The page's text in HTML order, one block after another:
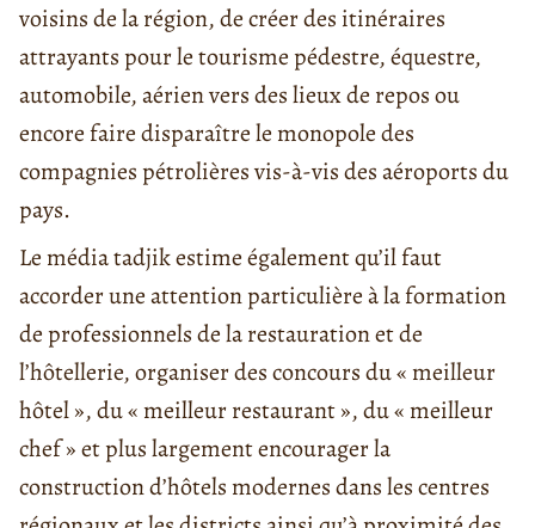
voisins de la région, de créer des itinéraires
attrayants pour le tourisme pédestre, équestre,
automobile, aérien vers des lieux de repos ou
encore faire disparaître le monopole des
compagnies pétrolières vis-à-vis des aéroports du
pays.
Le média tadjik estime également qu’il faut
accorder une attention particulière à la formation
de professionnels de la restauration et de
l’hôtellerie, organiser des concours du « meilleur
hôtel », du « meilleur restaurant », du « meilleur
chef » et plus largement encourager la
construction d’hôtels modernes dans les centres